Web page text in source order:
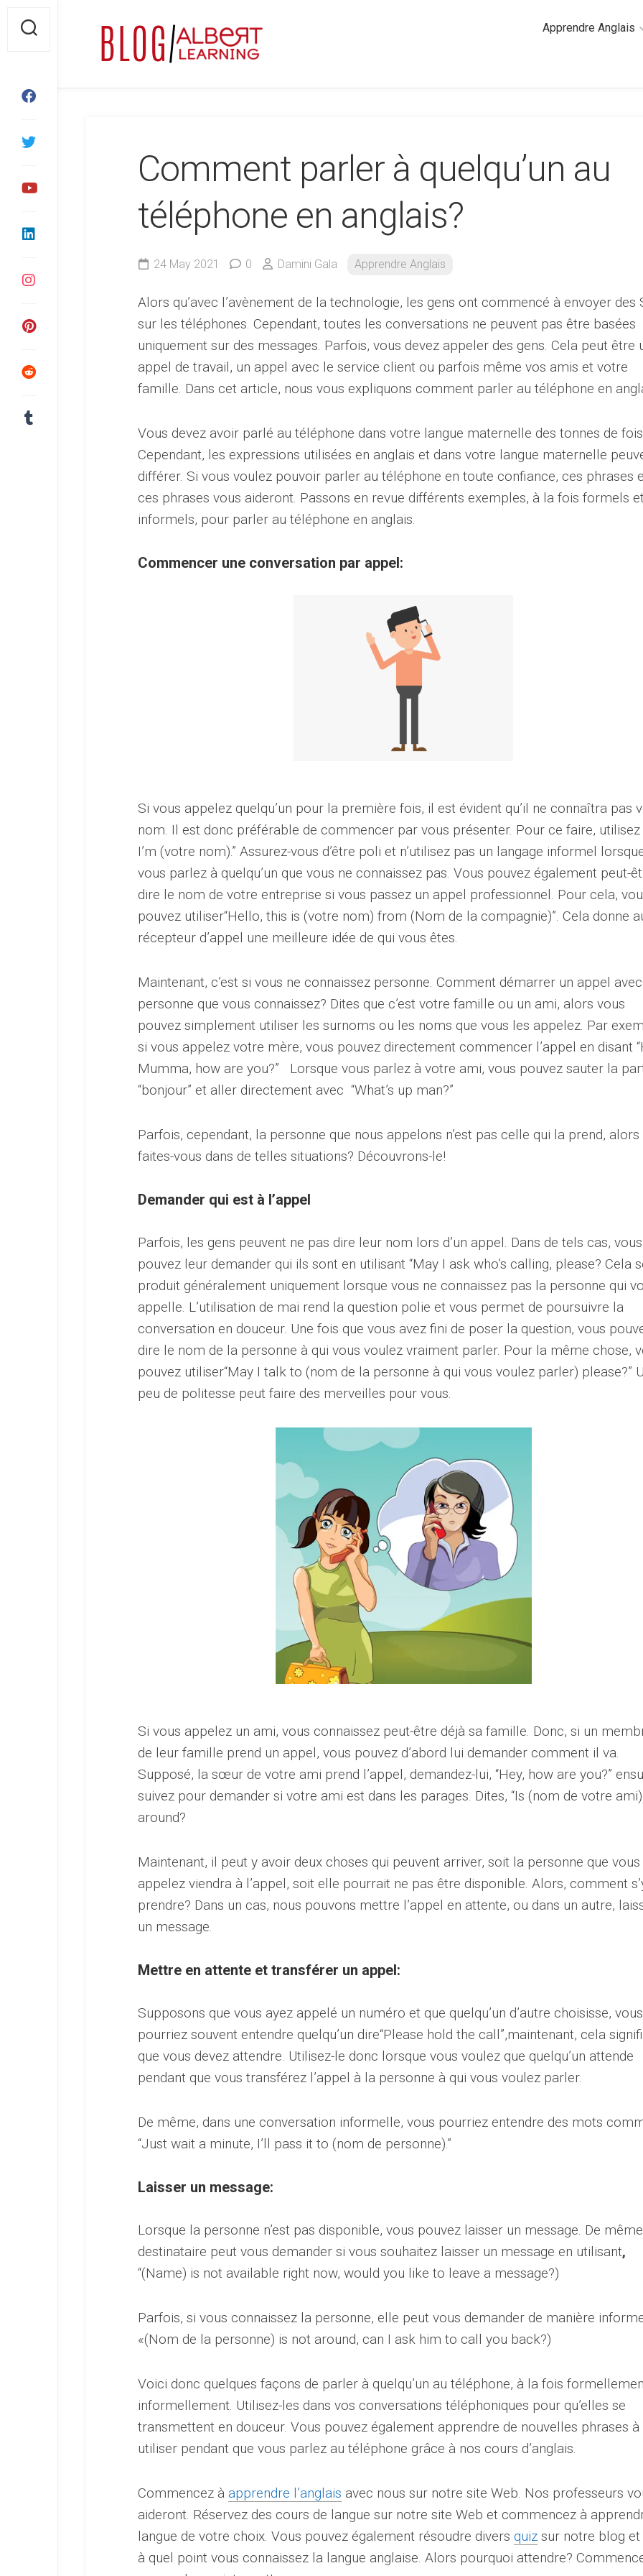
content
Apprendre Anglais
minutes
anglaise
Comment parler à quelqu’un au
téléphone en anglais?
24 May 2021 0 Damini Gala Apprendre Anglais
Alors qu’avec l’avènement de la technologie, les gens ont commencé à envoyer des
sur les téléphones. Cependant, toutes les conversations ne peuvent pas être basées
uniquement sur des messages. Parfois, vous devez appeler des gens. Cela peut être
appel de travail, un appel avec le service client ou parfois même vos amis et votre
famille. Dans cet article, nous vous expliquons comment parler au téléphone en
Vous devez avoir parlé au téléphone dans votre langue maternelle des tonnes de
Cependant, les expressions utilisées en anglais et dans votre langue maternelle
différer. Si vous voulez pouvoir parler au téléphone en toute confiance, ces phrases
ces phrases vous aideront. Passons en revue différents exemples, à la fois formels
informels, pour parler au téléphone en anglais.
Commencer une conversation par appel:
Si vous appelez quelqu’un pour la première fois, il est évident qu’il ne connaîtra pas
nom. Il est donc préférable de commencer par vous présenter. Pour ce faire, utilisez
I’m (votre nom).” Assurez-vous d’être poli et n’utilisez pas un langage informel
vous parlez à quelqu’un que vous ne connaissez pas. Vous pouvez également peut-
dire le nom de votre entreprise si vous passez un appel professionnel. Pour cela,
pouvez utiliser“Hello, this is (votre nom) from (Nom de la compagnie)”. Cela donne
récepteur d’appel une meilleure idée de qui vous êtes.
Maintenant, c’est si vous ne connaissez personne. Comment démarrer un appel
personne que vous connaissez? Dites que c’est votre famille ou un ami, alors vous
pouvez simplement utiliser les surnoms ou les noms que vous les appelez. Par
si vous appelez votre mère, vous pouvez directement commencer l’appel en disant
Mumma, how are you?” Lorsque vous parlez à votre ami, vous pouvez sauter la
“bonjour” et aller directement avec “What’s up man?”
Parfois, cependant, la personne que nous appelons n’est pas celle qui la prend, alors
faites-vous dans de telles situations? Découvrons-le!
Demander qui est à l’appel
Parfois, les gens peuvent ne pas dire leur nom lors d’un appel. Dans de tels cas, vous
pouvez leur demander qui ils sont en utilisant “May I ask who’s calling, please? Cela
produit généralement uniquement lorsque vous ne connaissez pas la personne qui
appelle. L’utilisation de mai rend la question polie et vous permet de poursuivre la
conversation en douceur. Une fois que vous avez fini de poser la question, vous
dire le nom de la personne à qui vous voulez vraiment parler. Pour la même chose,
pouvez utiliser“May I talk to (nom de la personne à qui vous voulez parler) please?”
peu de politesse peut faire des merveilles pour vous.
Si vous appelez un ami, vous connaissez peut-être déjà sa famille. Donc, si un
de leur famille prend un appel, vous pouvez d’abord lui demander comment il va.
Supposé, la sœur de votre ami prend l’appel, demandez-lui, “Hey, how are you?”
suivez pour demander si votre ami est dans les parages. Dites, “Is (nom de votre ami)
around?
Maintenant, il peut y avoir deux choses qui peuvent arriver, soit la personne que vous
appelez viendra à l’appel, soit elle pourrait ne pas être disponible. Alors, comment
prendre? Dans un cas, nous pouvons mettre l’appel en attente, ou dans un autre,
un message.
Mettre en attente et transférer un appel:
Supposons que vous ayez appelé un numéro et que quelqu’un d’autre choisisse, vous
pourriez souvent entendre quelqu’un dire“Please hold the call”,maintenant, cela
que vous devez attendre. Utilisez-le donc lorsque vous voulez que quelqu’un attende
pendant que vous transférez l’appel à la personne à qui vous voulez parler.
De même, dans une conversation informelle, vous pourriez entendre des mots
“Just wait a minute, I’ll pass it to (nom de personne).”
Laisser un message:
Lorsque la personne n’est pas disponible, vous pouvez laisser un message. De
destinataire peut vous demander si vous souhaitez laisser un message en utilisant,
“(Name) is not available right now, would you like to leave a message?)
Parfois, si vous connaissez la personne, elle peut vous demander de manière
«(Nom de la personne) is not around, can I ask him to call you back?)
Voici donc quelques façons de parler à quelqu’un au téléphone, à la fois
informellement. Utilisez-les dans vos conversations téléphoniques pour qu’elles se
transmettent en douceur. Vous pouvez également apprendre de nouvelles phrases à
utiliser pendant que vous parlez au téléphone grâce à nos cours d’anglais.
Commencez à apprendre l’anglais avec nous sur notre site Web. Nos professeurs
aideront. Réservez des cours de langue sur notre site Web et commencez à
langue de votre choix. Vous pouvez également résoudre divers quiz sur notre blog
à quel point vous connaissez la langue anglaise. Alors pourquoi attendre?